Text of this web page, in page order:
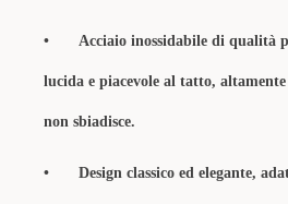
• Acciaio inossidabile di qualità
lucida e piacevole al tatto,
non sbiadisce.
• Design classico ed elegante,